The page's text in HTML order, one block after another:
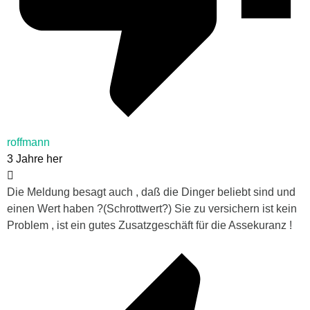
roffmann
3 Jahre her
Die Meldung besagt auch , daß die Dinger beliebt sind und
einen Wert haben ?(Schrottwert?) Sie zu versichern ist kein
Problem , ist ein gutes Zusatzgeschäft für die Assekuranz !